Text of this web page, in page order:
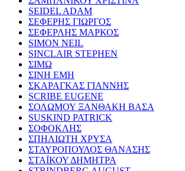
SEIDEL ADAM
ΣΕΦΕΡΗΣ ΓΙΩΡΓΟΣ
ΣΕΦΕΡΛΗΣ ΜΑΡΚΟΣ
SIMON NEIL
SINCLAIR STEPHEN
ΣΙΜΩ
ΣΙΝΗ ΕΜΗ
ΣΚΑΡΑΓΚΑΣ ΓΙΑΝΝΗΣ
SCRIBE EUGENE
ΣΟΛΩΜΟΥ ΞΑΝΘΑΚΗ ΒΑΣΑ
SUSKIND PATRICK
ΣΟΦΟΚΛΗΣ
ΣΠΗΛΙΩΤΗ ΧΡΥΣΑ
ΣΤΑΥΡΟΠΟΥΛΟΣ ΘΑΝΑΣΗΣ
ΣΤΑΪΚΟΥ ΔΗΜΗΤΡΑ